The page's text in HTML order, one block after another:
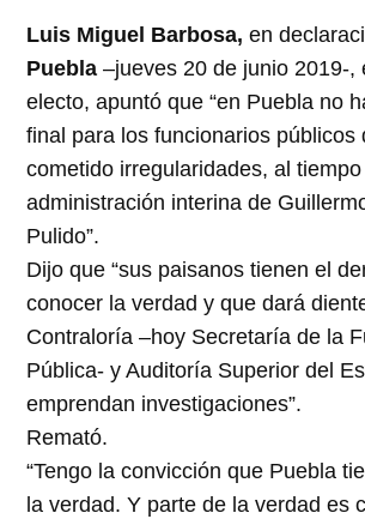
Luis Miguel Barbosa, en
Puebla –jueves 20 de junio 2019-,
electo, apuntó que “en Puebla no
final para los funcionarios públicos
cometido irregularidades, al
administración interina de
Pulido”.
Dijo que “sus paisanos tienen el
conocer la verdad y que dará
Contraloría –hoy Secretaría de la
Pública- y Auditoría Superior del
emprendan investigaciones”.
Remató.
“Tengo la convicción que Puebla
la verdad. Y parte de la verdad es